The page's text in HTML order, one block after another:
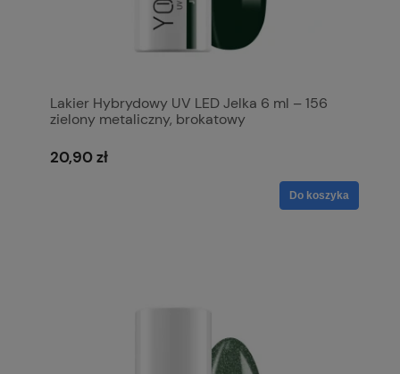
Lakier Hybrydowy UV LED Jelka 6 ml – 156
zielony metaliczny, brokatowy
20,90 zł
Do koszyka